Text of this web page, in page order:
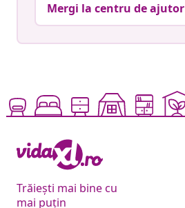
Mergi la centru de ajutor
Trăiești mai bine cu
mai puțin